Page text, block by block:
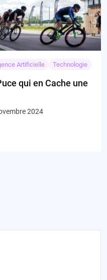
Artificielle Technologie
qui en Cache une
2024